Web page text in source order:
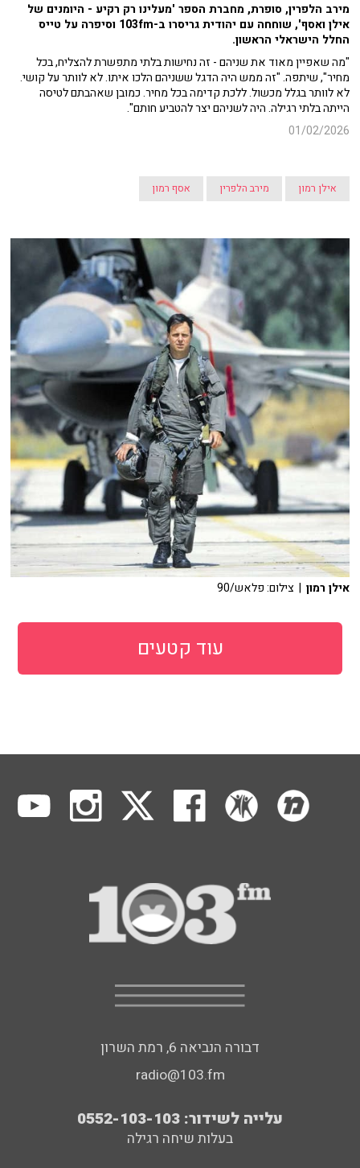
מירב הלפרין, סופרת, מחברת הספר 'מעלינו רק רקיע - היומנים של
אילן ואסף', שוחחה עם יהודית גריסרו ב-103fm וסיפרה על טייס
החלל הישראלי הראשון.
"מה שאפיין מאוד את שניהם - זה נחישות בלתי מתפשרת להצליח, בכל
מחיר", שיתפה. "זה ממש היה הדגל ששניהם הלכו איתו. לא לוותר על קושי.
לא לוותר בגלל מכשול. ללכת קדימה בכל מחיר. כמובן שאהבתם לטיסה
הייתה בלתי רגילה. היה לשניהם יצר להטביע חותם".
01/02/2026
אילן רמון מירב הלפרין אסף רמון
אילן רמון | צילום: פלאש/90
עוד קטעים
דבורה הנביאה 6, רמת השרון
radio@103.fm
עלייה לשידור: 0552-103-103
בעלות שיחה רגילה